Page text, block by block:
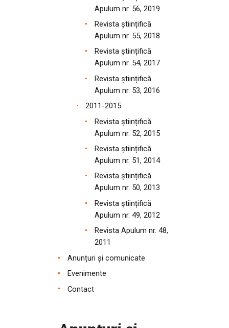
Apulum nr. 56, 2019
Revista științifică
Apulum nr. 55, 2018
Revista științifică
Apulum nr. 54, 2017
Revista științifică
Apulum nr. 53, 2016
2011-2015
Revista științifică
Apulum nr. 52, 2015
Revista științifică
Apulum nr. 51, 2014
Revista științifică
Apulum nr. 50, 2013
Revista științifică
Apulum nr. 49, 2012
Revista Apulum nr. 48,
2011
Anunțuri și comunicate
Evenimente
Contact